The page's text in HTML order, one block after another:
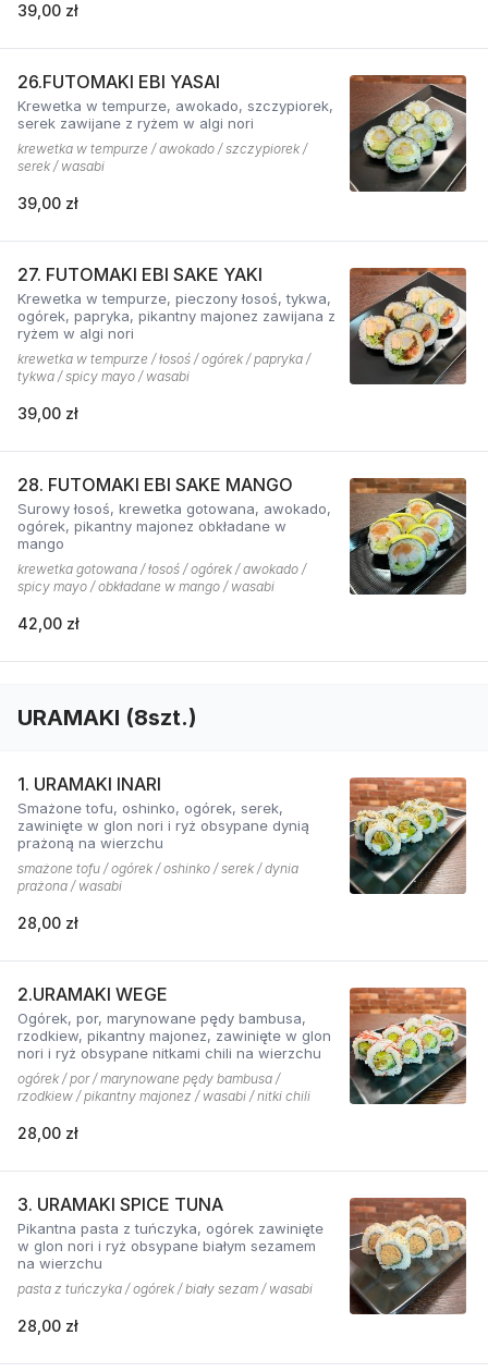
39,00 zł
26.FUTOMAKI EBI YASAI
Krewetka w tempurze, awokado, szczypiorek,
serek zawijane z ryżem w algi nori
krewetka w tempurze / awokado / szczypiorek /
serek / wasabi
39,00 zł
27. FUTOMAKI EBI SAKE YAKI
Krewetka w tempurze, pieczony łosoś, tykwa,
ogórek, papryka, pikantny majonez zawijana z
ryżem w algi nori
krewetka w tempurze / łosoś / ogórek / papryka /
tykwa / spicy mayo / wasabi
39,00 zł
28. FUTOMAKI EBI SAKE MANGO
Surowy łosoś, krewetka gotowana, awokado,
ogórek, pikantny majonez obkładane w
mango
krewetka gotowana / łosoś / ogórek / awokado /
spicy mayo / obkładane w mango / wasabi
42,00 zł
URAMAKI (8szt.)
1. URAMAKI INARI
Smażone tofu, oshinko, ogórek, serek,
zawinięte w glon nori i ryż obsypane dynią
prażoną na wierzchu
smażone tofu / ogórek / oshinko / serek / dynia
prażona / wasabi
28,00 zł
2.URAMAKI WEGE
Ogórek, por, marynowane pędy bambusa,
rzodkiew, pikantny majonez, zawinięte w glon
nori i ryż obsypane nitkami chili na wierzchu
ogórek / por / marynowane pędy bambusa /
rzodkiew / pikantny majonez / wasabi / nitki chili
28,00 zł
3. URAMAKI SPICE TUNA
Pikantna pasta z tuńczyka, ogórek zawinięte
w glon nori i ryż obsypane białym sezamem
na wierzchu
pasta z tuńczyka / ogórek / biały sezam / wasabi
28,00 zł